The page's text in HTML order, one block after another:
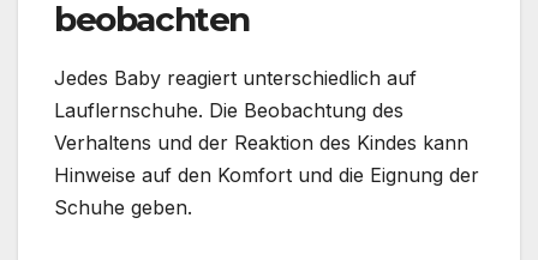
beobachten
Jedes Baby reagiert unterschiedlich auf
Lauflernschuhe. Die Beobachtung des
Verhaltens und der Reaktion des Kindes kann
Hinweise auf den Komfort und die Eignung der
Schuhe geben.